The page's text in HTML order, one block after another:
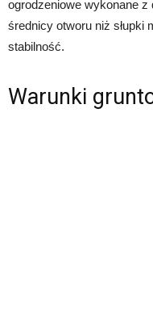
ogrodzeniowe wykonane z
średnicy otworu niż słupki
stabilność.
Warunki